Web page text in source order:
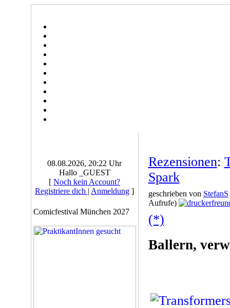
08.08.2026, 20:22 Uhr
Hallo _GUEST
[ Noch kein Account?
Registriere dich | Anmeldung ]
Comicfestival München 2027
Rezensionen:
Spark
geschrieben von StefanS
Aufrufe)
(*)
Ballern,